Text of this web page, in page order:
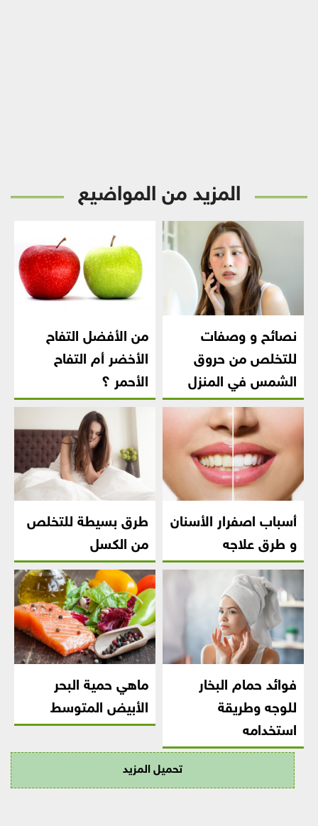
المزيد من المواضيع
نصائح و وصفات
للتخلص من حروق
الشمس في المنزل
من الأفضل التفاح
الأخضر أم التفاح
الأحمر ؟
أسباب اصفرار الأسنان
و طرق علاجه
طرق بسيطة للتخلص
من الكسل
فوائد حمام البخار
للوجه وطريقة
استخدامه
ماهي حمية البحر
الأبيض المتوسط
تحميل المزيد